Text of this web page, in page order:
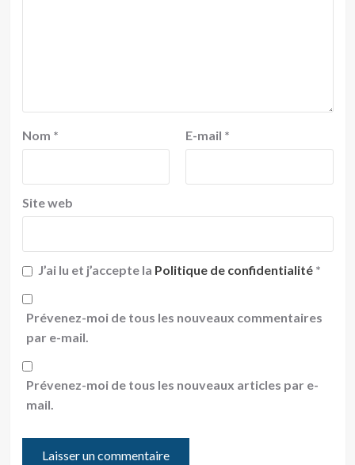
Nom * E-mail *
Site web
J’ai lu et j’accepte la Politique de confidentialité *
Prévenez-moi de tous les nouveaux commentaires
par e-mail.
Prévenez-moi de tous les nouveaux articles par e-
mail.